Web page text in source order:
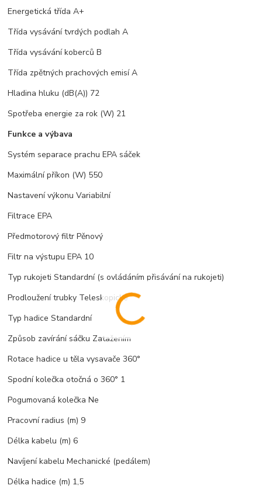
Energetická třída A+
Třída vysávání tvrdých podlah A
Třída vysávání koberců B
Třída zpětných prachových emisí A
Hladina hluku (dB(A)) 72
Spotřeba energie za rok (W) 21
Funkce a výbava
Systém separace prachu EPA sáček
Maximální příkon (W) 550
Nastavení výkonu Variabilní
Filtrace EPA
Předmotorový filtr Pěnový
Filtr na výstupu EPA 10
Typ rukojeti Standardní (s ovládáním přisávání na rukojeti)
Prodloužení trubky Teleskopické
Typ hadice Standardní
Způsob zavírání sáčku Zatažením
Rotace hadice u těla vysavače 360°
Spodní kolečka otočná o 360° 1
Pogumovaná kolečka Ne
Pracovní radius (m) 9
Délka kabelu (m) 6
Navíjení kabelu Mechanické (pedálem)
Délka hadice (m) 1,5